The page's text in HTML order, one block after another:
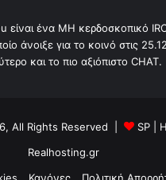
είναι ένα ΜΗ κερδοσκοπικό
άνοιξε για το κοινό στις
και το πιο αξιόπιστο CHAT.
All Rights Reserved | SP |
Realhosting.gr